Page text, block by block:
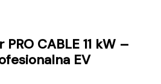
CABLE 11 kW –
EV